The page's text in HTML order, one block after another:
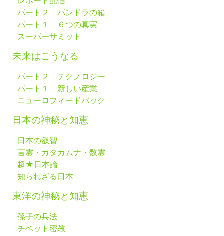
パート２ パンドラの箱
パート１ ６つの真実
スーパーサミット
未来はこうなる
パート２ テクノロジー
パート１ 新しい産業
ニューロフィードバック
日本の神秘と知恵
日本の叡智
言霊・カタカムナ・数霊
超★日本論
知られざる日本
東洋の神秘と知恵
孫子の兵法
チベット密教